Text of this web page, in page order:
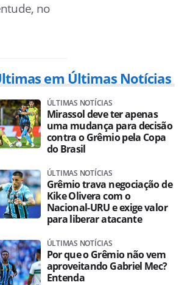
no
em Últimas Notícias
ÚLTIMAS NOTÍCIAS
Mirassol deve ter apenas
uma mudança para decisão
contra o Grêmio pela Copa
do Brasil
ÚLTIMAS NOTÍCIAS
Grêmio trava negociação de
Kike Olivera com o
Nacional-URU e exige valor
para liberar atacante
ÚLTIMAS NOTÍCIAS
Por que o Grêmio não vem
aproveitando Gabriel Mec?
Entenda